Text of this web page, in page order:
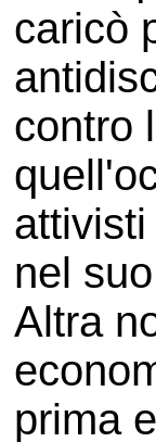
caricò
contro
nel
Altra
prima